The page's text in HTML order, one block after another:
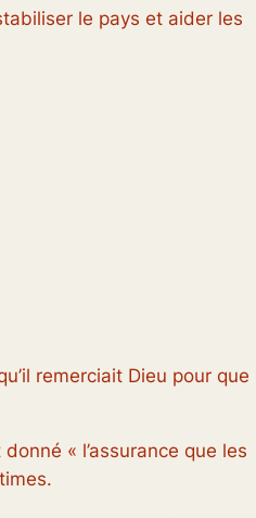
le pays et aider les
remerciait Dieu pour que
« l’assurance que les